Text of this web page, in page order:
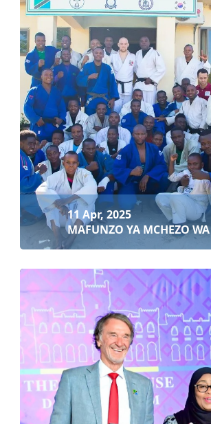
13 Apr, 2025
NATIONAL TENNIS
Soma zaidi
11 Apr, 2025
MAFUNZO YA MCHEZO WA
Soma zaidi
11 Apr, 2025
MAFUNZO YA MCHEZO